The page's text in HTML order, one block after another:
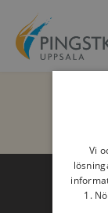
Vi
1.